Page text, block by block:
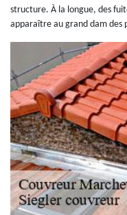
structure. À la longue, des
apparaître au grand dam des